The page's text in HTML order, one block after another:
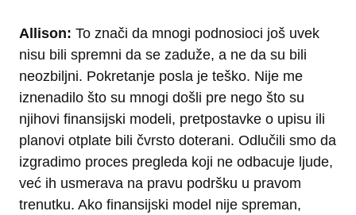
Allison: To znači da mnogi podnosioci još uvek
nisu bili spremni da se zaduže, a ne da su bili
neozbiljni. Pokretanje posla je teško. Nije me
iznenadilo što su mnogi došli pre nego što su
njihovi finansijski modeli, pretpostavke o upisu ili
planovi otplate bili čvrsto doterani. Odlučili smo da
izgradimo proces pregleda koji ne odbacuje ljude,
već ih usmerava na pravu podršku u pravom
trenutku. Ako finansijski model nije spreman,